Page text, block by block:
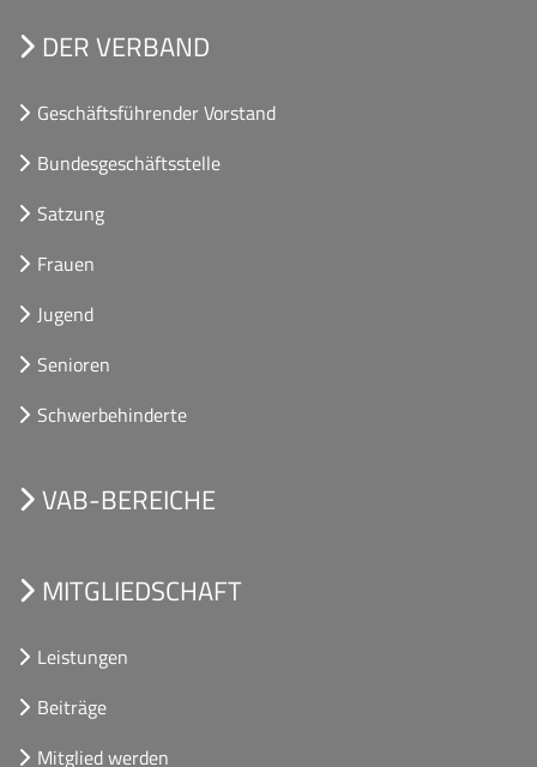
DER VERBAND
Geschäftsführender Vorstand
Bundesgeschäftsstelle
Satzung
Frauen
Jugend
Senioren
Schwerbehinderte
VAB-BEREICHE
MITGLIEDSCHAFT
Leistungen
Beiträge
Mitglied werden